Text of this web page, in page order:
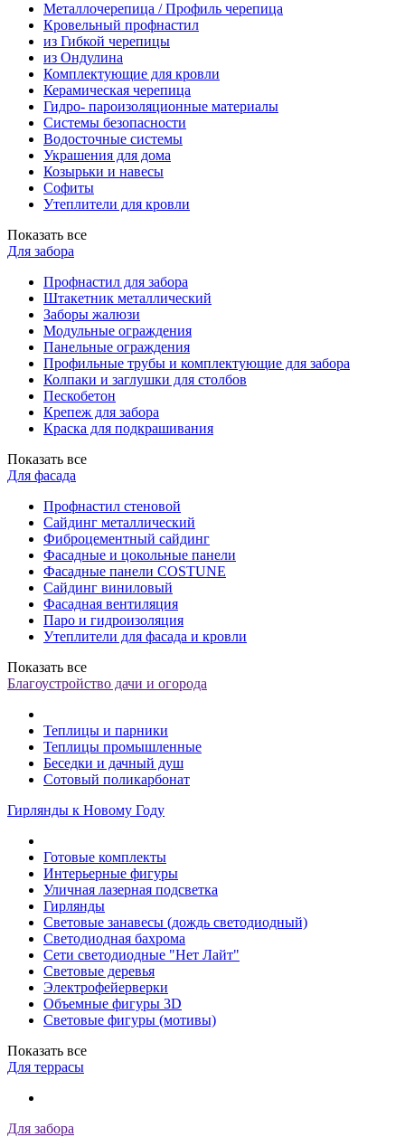
Металлочерепица / Профиль черепица
Кровельный профнастил
из Гибкой черепицы
из Ондулина
Комплектующие для кровли
Керамическая черепица
Гидро- пароизоляционные материалы
Системы безопасности
Водосточные системы
Украшения для дома
Козырьки и навесы
Софиты
Утеплители для кровли
Показать все
Для забора
Профнастил для забора
Штакетник металлический
Заборы жалюзи
Модульные ограждения
Панельные ограждения
Профильные трубы и комплектующие для забора
Колпаки и заглушки для столбов
Пескобетон
Крепеж для забора
Краска для подкрашивания
Показать все
Для фасада
Профнастил стеновой
Сайдинг металлический
Фиброцементный сайдинг
Фасадные и цокольные панели
Фасадные панели COSTUNE
Сайдинг виниловый
Фасадная вентиляция
Паро и гидроизоляция
Утеплители для фасада и кровли
Показать все
Благоустройство дачи и огорода
Теплицы и парники
Теплицы промышленные
Беседки и дачный душ
Сотовый поликарбонат
Гирлянды к Новому Году
Готовые комплекты
Интерьерные фигуры
Уличная лазерная подсветка
Гирлянды
Световые занавесы (дождь светодиодный)
Светодиодная бахрома
Сети светодиодные "Нет Лайт"
Световые деревья
Электрофейерверки
Объемные фигуры 3D
Световые фигуры (мотивы)
Показать все
Для террасы
Для забора